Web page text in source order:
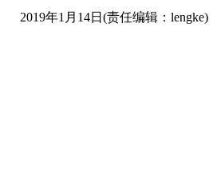
2019年1月14日(责任编辑：lengke)